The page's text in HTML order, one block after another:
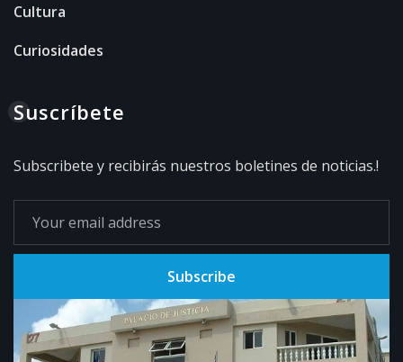
Cultura
Curiosidades
Suscríbete
Subscribete y recibirás nuestros boletines de noticias.!
Subscribe